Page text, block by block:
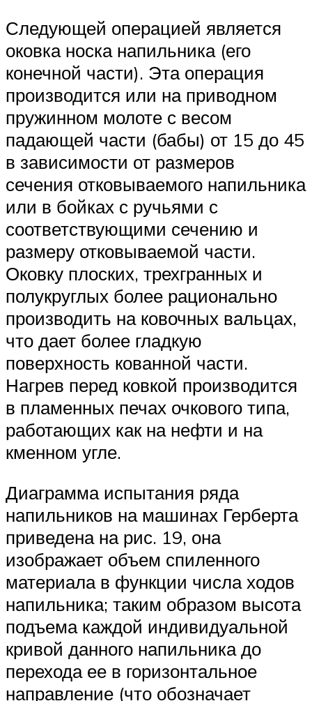
Следующей операцией является
оковка носка напильника (его
конечной части). Эта операция
производится или на приводном
пружинном молоте с весом
падающей части (бабы) от 15 до 45
в зависимости от размеров
сечения отковываемого напильника
или в бойках с ручьями с
соответствующими сечению и
размеру отковываемой части.
Оковку плоских, трехгранных и
полукруглых более рационально
производить на ковочных вальцах,
что дает более гладкую
поверхность кованной части.
Нагрев перед ковкой производится
в пламенных печах очкового типа,
работающих как на нефти и на
кменном угле.
Диаграмма испытания ряда
напильников на машинах Герберта
приведена на рис. 19, она
изображает объем спиленного
материала в функции числа ходов
напильника; таким образом высота
подъема каждой индивидуальной
кривой данного напильника до
перехода ее в горизонтальное
направление (что обозначает